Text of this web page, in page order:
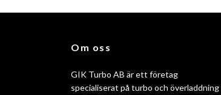
Om oss
GIK Turbo AB är ett företag
specialiserat på turbo och överladdning